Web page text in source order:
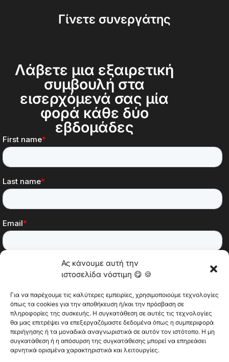
Ας κάνουμε αυτή την
ιστοσελίδα νόστιμη 😋 🍪
Για να παρέχουμε τις καλύτερες εμπειρίες, χρησιμοποιούμε τεχνολογίες
όπως τα cookies για την αποθήκευση ή/και την πρόσβαση σε
πληροφορίες της συσκευής. Η συγκατάθεση σε αυτές τις τεχνολογίες
θα μας επιτρέψει να επεξεργαζόμαστε δεδομένα όπως η συμπεριφορά
περιήγησης ή τα μοναδικά αναγνωριστικά σε αυτόν τον ιστότοπο. Η μη
συγκατάθεση ή η απόσυρση της συγκατάθεσης μπορεί να επηρεάσει
αρνητικά ορισμένα χαρακτηριστικά και λειτουργίες.
Γίνετε συνεργάτης
Λάβετε μια εξαιρετική
συμβουλή στα
εισερχόμενά σας μία
φορά κάθε δύο
εβδομάδες
@2025 Vertitech. Όλα τα δικαιώματα διατηρούνται.
Πολιτική απορρήτου